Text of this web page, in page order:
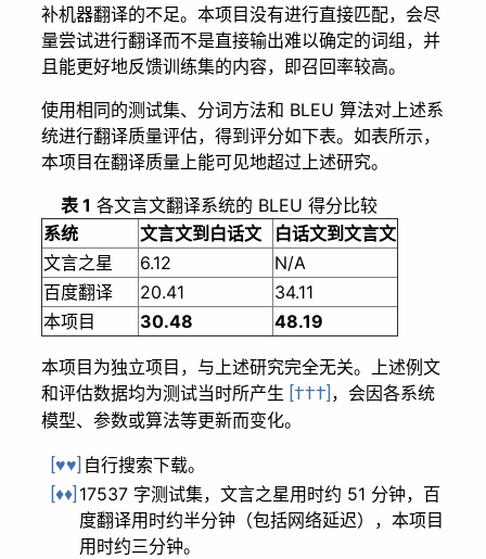
补机器翻译的不足。本项目没有进行直接匹配，会尽
量尝试进行翻译而不是直接输出难以确定的词组，并
且能更好地反馈训练集的内容，即召回率较高。
使用相同的测试集、分词方法和 BLEU 算法对上述系
统进行翻译质量评估，得到评分如下表。如表所示，
本项目在翻译质量上能可见地超过上述研究。
表 1 各文言文翻译系统的 BLEU 得分比较
系统
文言文到白话文
白话文到文言文
文言之星
6.12
N/A
百度翻译
20.41
34.11
本项目
30.48 48.19
本项目为独立项目，与上述研究完全无关。上述例文
和评估数据均为测试当时所产生 [†††] ，会因各系统
模型、参数或算法等更新而变化。
[♥♥] 自行搜索下载。
[♦♦] 17537 字测试集，文言之星用时约 51 分钟，百
度翻译用时约半分钟（包括网络延迟），本项目
用时约三分钟。